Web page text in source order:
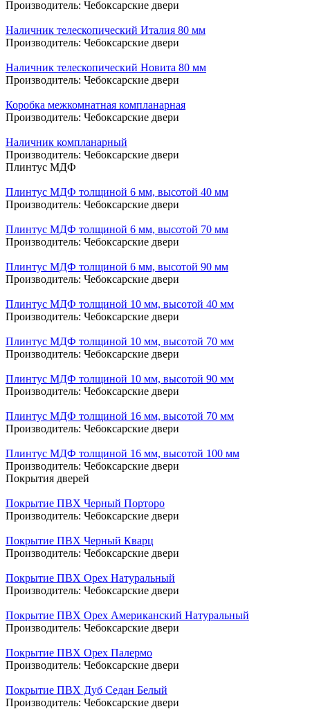
Производитель: Чебоксарские двери
Наличник телескопический Италия 80 мм
Производитель: Чебоксарские двери
Наличник телескопический Новита 80 мм
Производитель: Чебоксарские двери
Коробка межкомнатная компланарная
Производитель: Чебоксарские двери
Наличник компланарный
Производитель: Чебоксарские двери
Плинтус МДФ
Плинтус МДФ толщиной 6 мм, высотой 40 мм
Производитель: Чебоксарские двери
Плинтус МДФ толщиной 6 мм, высотой 70 мм
Производитель: Чебоксарские двери
Плинтус МДФ толщиной 6 мм, высотой 90 мм
Производитель: Чебоксарские двери
Плинтус МДФ толщиной 10 мм, высотой 40 мм
Производитель: Чебоксарские двери
Плинтус МДФ толщиной 10 мм, высотой 70 мм
Производитель: Чебоксарские двери
Плинтус МДФ толщиной 10 мм, высотой 90 мм
Производитель: Чебоксарские двери
Плинтус МДФ толщиной 16 мм, высотой 70 мм
Производитель: Чебоксарские двери
Плинтус МДФ толщиной 16 мм, высотой 100 мм
Производитель: Чебоксарские двери
Покрытия дверей
Покрытие ПВХ Черный Порторо
Производитель: Чебоксарские двери
Покрытие ПВХ Черный Кварц
Производитель: Чебоксарские двери
Покрытие ПВХ Орех Натуральный
Производитель: Чебоксарские двери
Покрытие ПВХ Орех Американский Натуральный
Производитель: Чебоксарские двери
Покрытие ПВХ Орех Палермо
Производитель: Чебоксарские двери
Покрытие ПВХ Дуб Седан Белый
Производитель: Чебоксарские двери